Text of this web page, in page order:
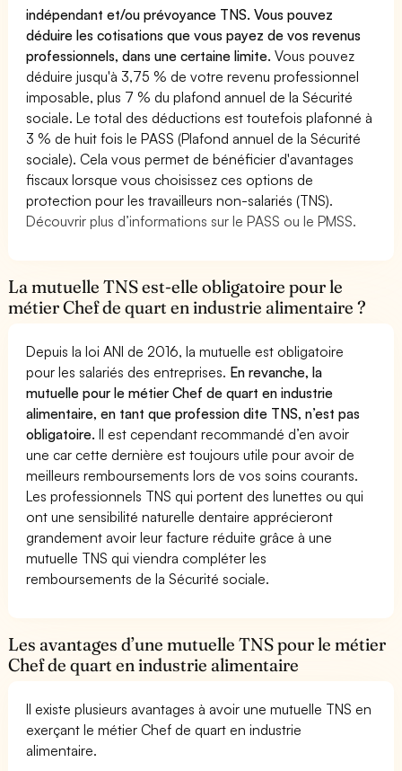
indépendant et/ou prévoyance TNS. Vous pouvez
déduire les cotisations que vous payez de vos revenus
professionnels, dans une certaine limite.Vous pouvez
déduire jusqu'à 3,75 % de votre revenu professionnel
imposable, plus 7 % du plafond annuel de la Sécurité
sociale. Le total des déductions est toutefois plafonné à
3 % de huit fois le PASS (Plafond annuel de la Sécurité
sociale). Cela vous permet de bénéficier d'avantages
fiscaux lorsque vous choisissez ces options de
protection pour les travailleurs non-salariés (TNS).
Découvrir plus d’informations sur le PASS ou le PMSS.
La mutuelle TNS est-elle obligatoire pour le
métier Chef de quart en industrie alimentaire ?
Depuis la loi ANI de 2016, la mutuelle est obligatoire
pour les salariés des entreprises. En revanche, la
mutuelle pour le métier Chef de quart en industrie
alimentaire, en tant que profession dite TNS, n’est pas
obligatoire.Il est cependant recommandé d’en avoir
une car cette dernière est toujours utile pour avoir de
meilleurs remboursements lors de vos soins courants.
Les professionnels TNS qui portent des lunettes ou qui
ont une sensibilité naturelle dentaire apprécieront
grandement avoir leur facture réduite grâce à une
mutuelle TNS qui viendra compléter les
remboursements de la Sécurité sociale.
Les avantages d’une mutuelle TNS pour le métier
Chef de quart en industrie alimentaire
Il existe plusieurs avantages à avoir une mutuelle TNS en
exerçant le métier Chef de quart en industrie
alimentaire.